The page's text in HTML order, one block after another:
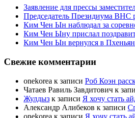
Заявление для прессы
Председатель Президиума ВНС
Ким Чен Ын наблюдал за
Ким Чен Ыну прислал
Ким Чен Ын вернулся в
Свежие комментарии
onekorea к записи Роб Коэн
Чатаев Равиль Завдитович к
Жулдыз к записи Я хочу стать
Александр Алибеков к записи
onekorea к записи Я хочу стать